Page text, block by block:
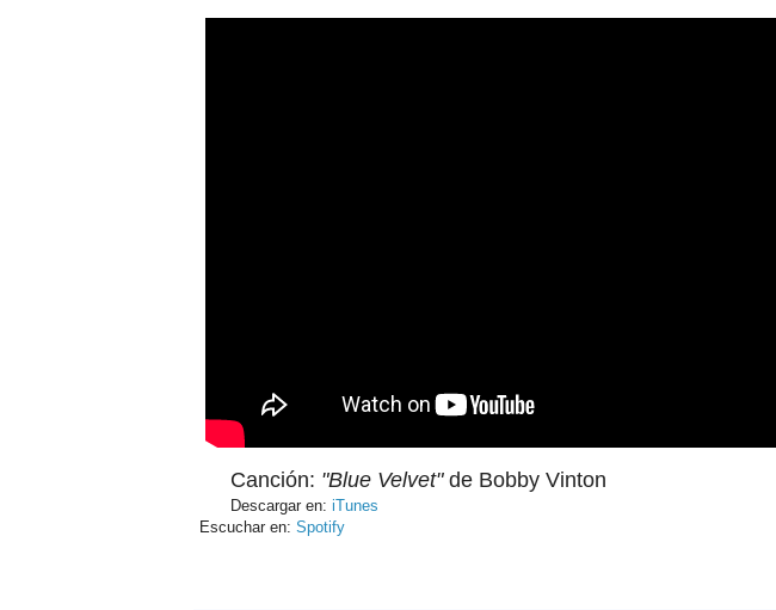
Canción: "Blue Velvet"de Bobby Vinton
Descargar en: iTunes
Escuchar en: Spotify